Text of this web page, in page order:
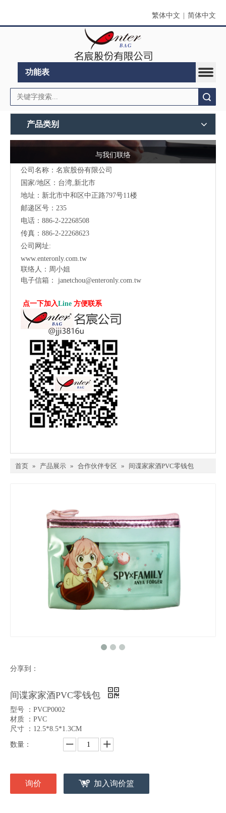
繁体中文 简体中文
功能表
产品类别
与我们联络
公司名称：名宸股份有限公司
国家/地区：台湾,新北市
地址：新北市中和区中正路797号11楼
邮递区号：235
电话：886-2-22268508
传真：886-2-22268623
公司网址:
www.enteronly.com.tw
联络人：周小姐
电子信箱： janetchou@enteronly.com.tw
点一下加入Line 方便联系
首页 » 产品展示 » 合作伙伴专区 » 间谍家家酒PVC零钱包
分享到：
间谍家家酒PVC零钱包
型号 ：PVCP0002
材质 ：PVC
尺寸 ：12.5*8.5*1.3CM
数量：
询价 加入询价篮